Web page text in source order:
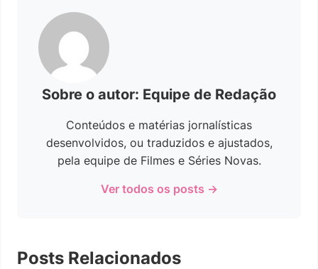
Sobre o autor: Equipe de Redação
Conteúdos e matérias jornalísticas
desenvolvidos, ou traduzidos e ajustados,
pela equipe de Filmes e Séries Novas.
Ver todos os posts →
Posts Relacionados